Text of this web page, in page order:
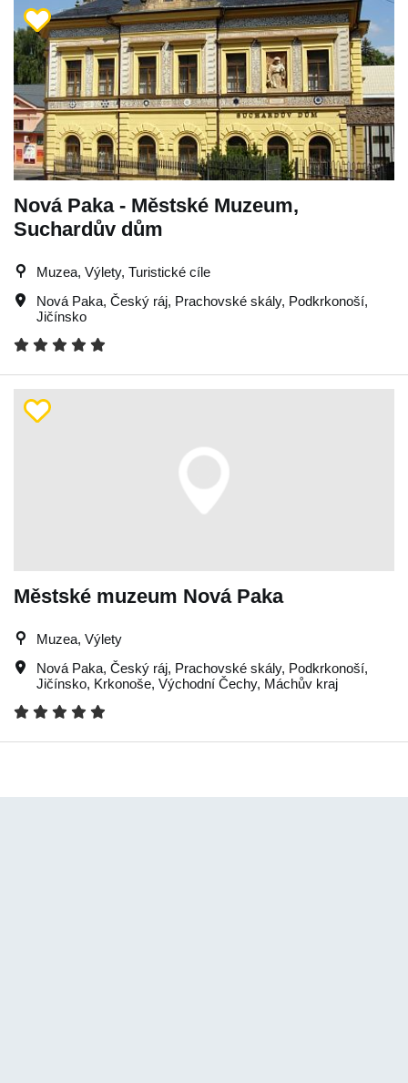
Nová Paka - Městské Muzeum,
Suchardův dům
Muzea, Výlety, Turistické cíle
Nová Paka, Český ráj, Prachovské skály, Podkrkonoší,
Jičínsko
Městské muzeum Nová Paka
Muzea, Výlety
Nová Paka, Český ráj, Prachovské skály, Podkrkonoší,
Jičínsko, Krkonoše, Východní Čechy, Máchův kraj